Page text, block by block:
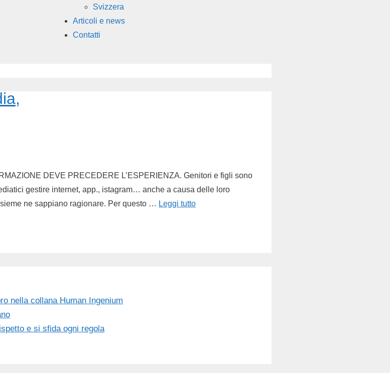
Svizzera
Articoli e news
Contatti
DEVE PRECEDERE L’ESPERIENZA. Genitori e figli sono
gestire internet, app., istagram… anche a causa delle loro
ne sappiano ragionare. Per questo … Leggi tutto
nella collana Human Ingenium
e si sfida ogni regola